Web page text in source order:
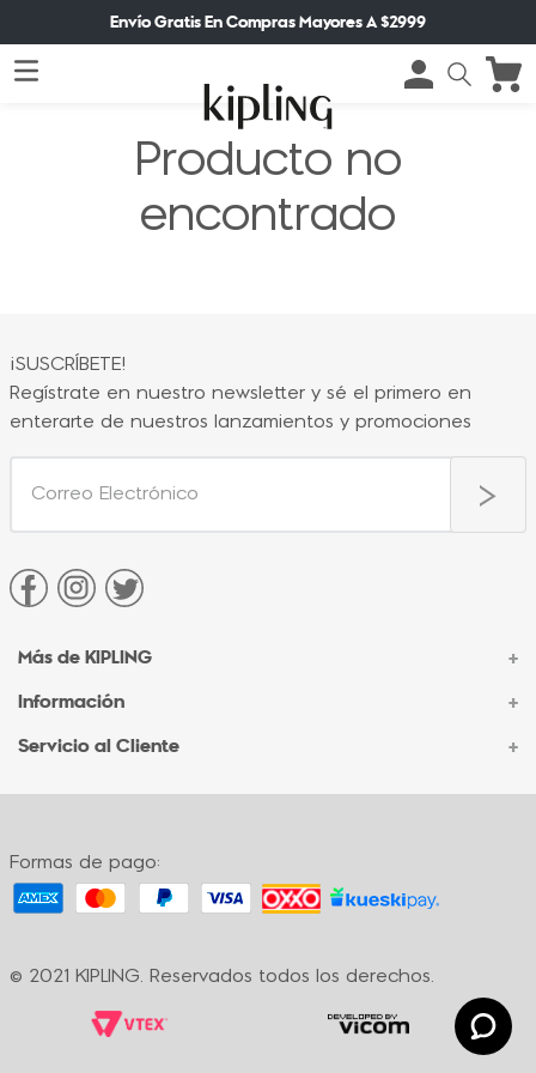
Envío Gratis En Compras Mayores A $2999
Producto no
encontrado
¡SUSCRÍBETE!
Regístrate en nuestro newsletter y sé el primero en
enterarte de nuestros lanzamientos y promociones
Más de KIPLING +
Acerca de Kipling
Sucursales
Información +
Contacto Corporativo
Formas de pago
Servicio al Cliente +
Contacto
Políticas de cambio
Términos y condiciones
Formas de pago:
© 2021 KIPLING. Reservados todos los derechos.